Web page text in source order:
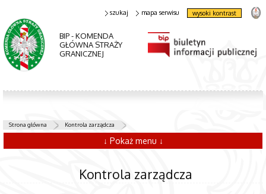
BIP - KOMENDA
GŁÓWNA STRAŻY
GRANICZNEJ
szukaj mapa serwisu wysoki kontrast
Strona główna Kontrola zarządcza
↓ Pokaż menu ↓
Kontrola zarządcza